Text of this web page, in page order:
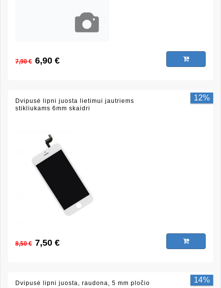
7,90 € 6,90 €
12%
Dvipusė lipni juosta lietimui jautriems
stikliukams 6mm skaidri
8,50 € 7,50 €
14%
Dvipusė lipni juosta, raudona, 5 mm pločio